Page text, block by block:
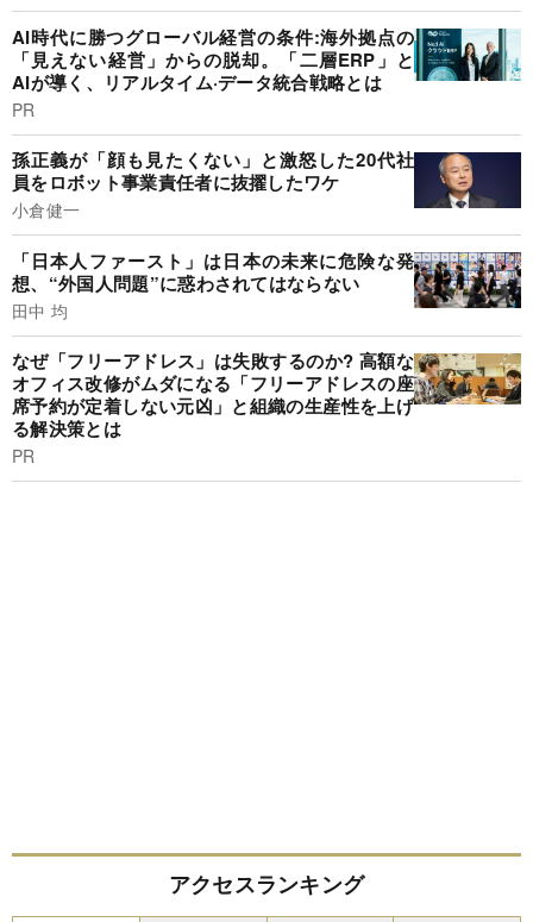
AI時代に勝つグローバル経営の条件:海外拠点の
「見えない経営」からの脱却。「二層ERP」と
AIが導く、リアルタイム·データ統合戦略とは
PR
孫正義が「顔も見たくない」と激怒した20代社
員をロボット事業責任者に抜擢したワケ
小倉健一
「日本人ファースト」は日本の未来に危険な発
想、“外国人問題”に惑わされてはならない
田中 均
なぜ「フリーアドレス」は失敗するのか? 高額な
オフィス改修がムダになる「フリーアドレスの座
席予約が定着しない元凶」と組織の生産性を上げ
る解決策とは
PR
アクセスランキング